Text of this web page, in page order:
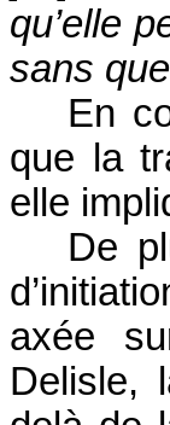
qu’elle
sans
En
que la
elle
De
axée
Delisle,